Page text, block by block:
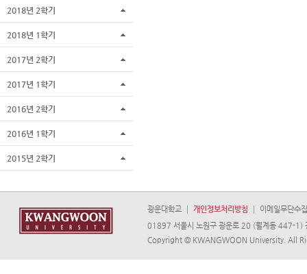
2018년 2학기
2018년 1학기
2017년 2학기
2017년 1학기
2016년 2학기
2016년 1학기
2015년 2학기
광운대학교 개인정보처리방침
이메일무단수
01897 서울시 노원구 광운로 20 (월계동 447-
Copyright © KWANGWOON University. All